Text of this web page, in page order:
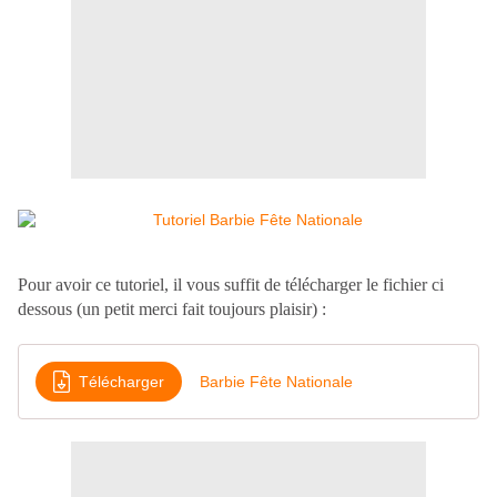
Pour avoir ce tutoriel, il vous suffit de télécharger le fichier ci
dessous (un petit merci fait toujours plaisir) :
Télécharger Barbie Fête Nationale